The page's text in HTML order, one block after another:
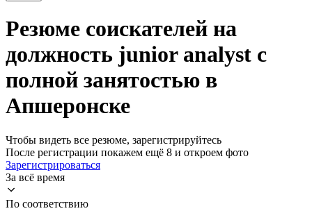
Резюме соискателей на
должность junior analyst с
полной занятостью в
Апшеронске
Чтобы видеть все резюме, зарегистрируйтесь
После регистрации покажем ещё 8 и откроем фото
Зарегистрироваться
За всё время
По соответствию